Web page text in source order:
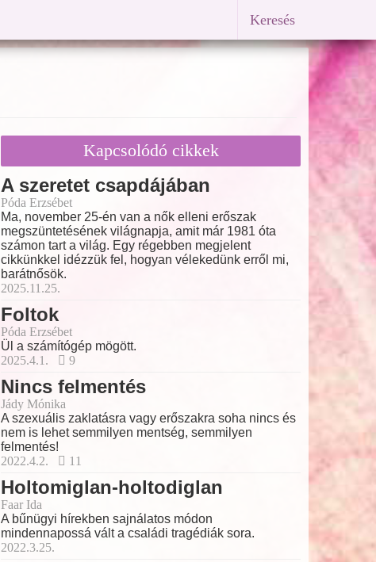
Keresés
Kapcsolódó cikkek
A szeretet csapdájában
Póda Erzsébet
Ma, november 25-én van a nők elleni erőszak
megszüntetésének világnapja, amit már 1981 óta
számon tart a világ. Egy régebben megjelent
cikkünkkel idézzük fel, hogyan vélekedünk erről mi,
barátnősök.
2025.11.25.
Foltok
Póda Erzsébet
Ül a számítógép mögött.
2025.4.1.
9
Nincs felmentés
Jády Mónika
A szexuális zaklatásra vagy erőszakra soha nincs és
nem is lehet semmilyen mentség, semmilyen
felmentés!
2022.4.2.
11
Holtomiglan-holtodiglan
Faar Ida
A bűnügyi hírekben sajnálatos módon
mindennapossá vált a családi tragédiák sora.
2022.3.25.